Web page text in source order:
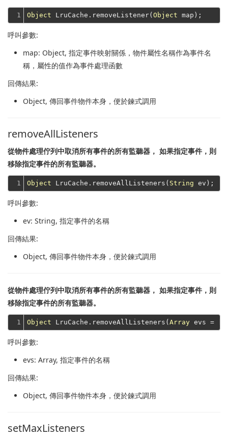
1 Object LruCache.removeListener( Object
呼叫參數:
map: Object, 指定事件映射關係，物件屬性名稱作為事件名
稱，屬性的值作為事件處理函數
回傳結果:
Object, 傳回事件物件本身，便於鍊式調用
removeAllListeners
從物件處理佇列中取消所有事件的所有監聽器， 如果指定事件，則
移除指定事件的所有監聽器。
1 Object LruCache.removeAllListeners( String
呼叫參數:
ev: String, 指定事件的名稱
回傳結果:
Object, 傳回事件物件本身，便於鍊式調用
從物件處理佇列中取消所有事件的所有監聽器， 如果指定事件，則
移除指定事件的所有監聽器。
1 Object LruCache.removeAllListeners( Array
呼叫參數:
evs: Array, 指定事件的名稱
回傳結果:
Object, 傳回事件物件本身，便於鍊式調用
setMaxListeners